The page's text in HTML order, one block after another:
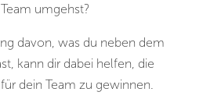
umgehst?
davon, was du neben dem
kann dir dabei helfen, die
dein Team zu gewinnen.